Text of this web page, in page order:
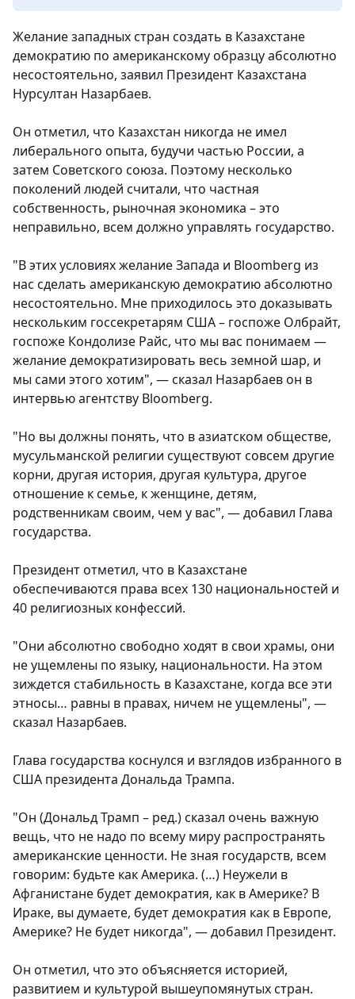
Желание западных стран создать в Казахстане
демократию по американскому образцу абсолютно
несостоятельно, заявил Президент Казахстана
Нурсултан Назарбаев.
Он отметил, что Казахстан никогда не имел
либерального опыта, будучи частью России, а
затем Советского союза. Поэтому несколько
поколений людей считали, что частная
собственность, рыночная экономика – это
неправильно, всем должно управлять государство.
"В этих условиях желание Запада и Bloomberg из
нас сделать американскую демократию абсолютно
несостоятельно. Мне приходилось это доказывать
нескольким госсекретарям США – госпоже Олбрайт,
госпоже Кондолизе Райс, что мы вас понимаем —
желание демократизировать весь земной шар, и
мы сами этого хотим", — сказал Назарбаев он в
интервью агентству Bloomberg.
"Но вы должны понять, что в азиатском обществе,
мусульманской религии существуют совсем другие
корни, другая история, другая культура, другое
отношение к семье, к женщине, детям,
родственникам своим, чем у вас", — добавил Глава
государства.
Президент отметил, что в Казахстане
обеспечиваются права всех 130 национальностей и
40 религиозных конфессий.
"Они абсолютно свободно ходят в свои храмы, они
не ущемлены по языку, национальности. На этом
зиждется стабильность в Казахстане, когда все эти
этносы… равны в правах, ничем не ущемлены", —
сказал Назарбаев.
Глава государства коснулся и взглядов избранного в
США президента Дональда Трампа.
"Он (Дональд Трамп – ред.) сказал очень важную
вещь, что не надо по всему миру распространять
американские ценности. Не зная государств, всем
говорим: будьте как Америка. (…) Неужели в
Афганистане будет демократия, как в Америке? В
Ираке, вы думаете, будет демократия как в Европе,
Америке? Не будет никогда", — добавил Президент.
Он отметил, что это объясняется историей,
развитием и культурой вышеупомянутых стран.